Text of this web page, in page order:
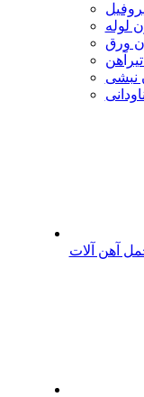
لوله
ورق
نبشی
آهن آلات